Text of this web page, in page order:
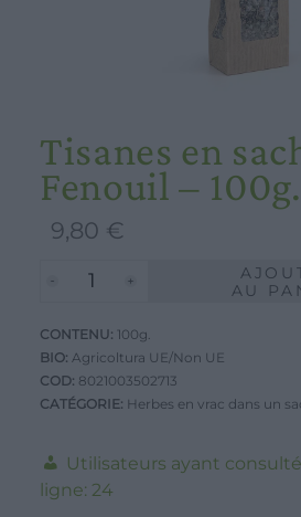
Tisanes en
Fenouil – 100g.
9,80 €
quantité
Tisanes
en
sachet
Fenouil
-
AU
CONTENU: 100g.
BIO: Agricoltura UE/Non UE
COD: 8021003502713
CATÉGORIE: Herbes en vrac dans un
Utilisateurs ayant
ligne: 24